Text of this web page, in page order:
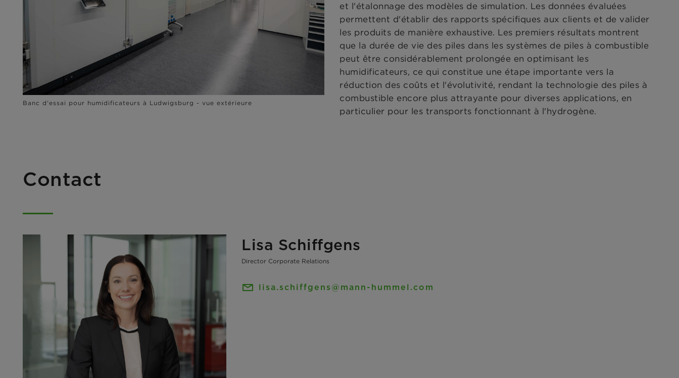
Banc d'essai pour humidificateurs à Ludwigsburg - vue extérieure
et l'étalonnage des modèles de simulation. Les données évaluées
permettent d'établir des rapports spécifiques aux clients et de valider
les produits de manière exhaustive. Les premiers résultats montrent
que la durée de vie des piles dans les systèmes de piles à combustible
peut être considérablement prolongée en optimisant les
humidificateurs, ce qui constitue une étape importante vers la
réduction des coûts et l'évolutivité, rendant la technologie des piles à
combustible encore plus attrayante pour diverses applications, en
particulier pour les transports fonctionnant à l'hydrogène.
Contact
Lisa Schiffgens
Director Corporate Relations
lisa.schiffgens@mann-hummel.com